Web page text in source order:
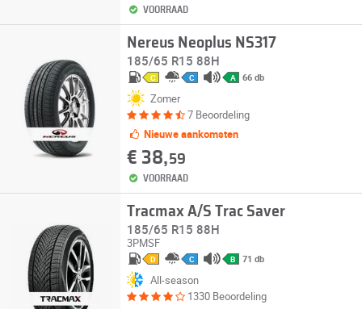
VOORRAAD
Nereus Neoplus NS317
185/65 R15 88H
C C A 66 db
Zomer
7 Beoordeling
Nieuwe aankomsten
€ 38,59
VOORRAAD
Tracmax A/S Trac Saver
185/65 R15 88H
3PMSF
D C B 71 db
All-season
1330 Beoordeling